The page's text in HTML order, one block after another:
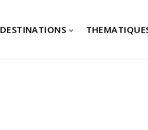
DESTINATIONS